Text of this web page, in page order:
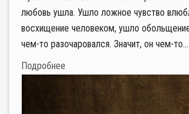
любовь ушла. Ушло ложное чувство
восхищение человеком, ушло
чем-то разочаровался. Значит, он чем-то...
Подробнее